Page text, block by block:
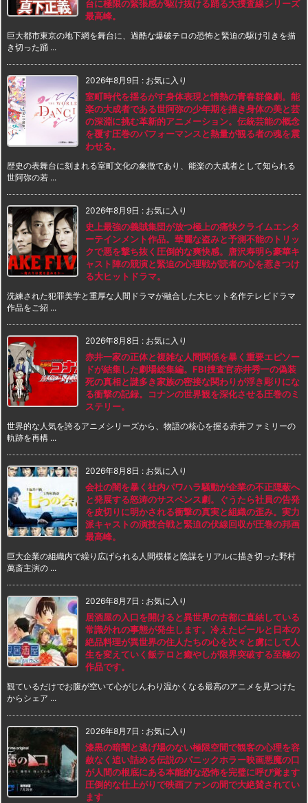
台に極限の緊張感が駆け抜ける踊る大捜査線シリーズ
最高峰。
巨大都市東京の地下網を舞台に、過酷な爆破テロの恐怖と緊迫の駆け引きを描
き切った踊 ...
2026年8月9日 : お気に入り
室町時代を揺るがす身体表現と情熱の青春群像劇。能
楽の大成者である世阿弥の少年期を描き身体の美と芸
の深淵に挑む革新的アニメーション。伝統芸能の概念
を覆す圧巻のパフォーマンスと熱量が観る者の魂を震
わせる。
歴史の表舞台に刻まれる室町文化の象徴であり、能楽の大成者として知られる
世阿弥の若 ...
2026年8月9日 : お気に入り
史上最強の義賊集団が放つ極上の痛快クライムエンタ
ーテインメント作品。華麗な盗みと予測不能のトリッ
クで悪を撃ち抜く圧倒的な爽快感。唐沢寿明ら豪華キ
ャスト陣の競演と緊迫の心理戦が読者の心を惹きつけ
る大ヒットドラマ。
洗練された犯罪美学と重厚な人間ドラマが融合した大ヒット名作テレビドラマ
作品をご紹 ...
2026年8月8日 : お気に入り
赤井一家の正体と複雑な人間関係を暴く重要エピソー
ドが結集した劇場総集編。FBI捜査官赤井秀一の偽装
死の真相と謎多き家族の密接な関わりが浮き彫りにな
る衝撃の記録。コナンの世界観を深化させる圧巻のミ
ステリー。
世界的な人気を誇るアニメシリーズから、物語の核心を握る赤井ファミリーの
軌跡を再構 ...
2026年8月8日 : お気に入り
会社の闇を暴く社内パワハラ騒動が企業の不正隠蔽へ
と発展する怒涛のサスペンス劇。ぐうたら社員の告発
を皮切りに明かされる衝撃の真実と組織の歪み。実力
派キャストの演技合戦と緊迫の伏線回収が圧巻の邦画
最高峰。
巨大企業の組織内で繰り広げられる人間模様と陰謀をリアルに描き切った野村
萬斎主演の ...
2026年8月7日 : お気に入り
居酒屋の入口を開けると異世界の古都に直結している
常識外れの事態が発生します。冷えたビールと日本の
絶品料理が異世界の住人たちの心を次々と虜にして人
生を変えていく飯テロと癒やしが限界突破する至極の
作品です。
観ているだけでお腹が空いて心がじんわり温かくなる最高のアニメを見つけた
からシェア ...
2026年8月7日 : お気に入り
漆黒の暗闇と逃げ場のない極限空間で観客の心理を容
赦なく追い詰める伝説のパニックホラー映画悪魔の口
が人間の根底にある本能的な恐怖を完璧に呼び覚ます
圧倒的な仕上がりで映画ファンの間で大絶賛されてい
ます